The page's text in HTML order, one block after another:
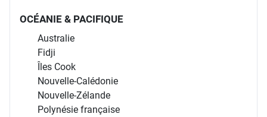
OCÉANIE & PACIFIQUE
Australie
Fidji
Îles Cook
Nouvelle-Calédonie
Nouvelle-Zélande
Polynésie française